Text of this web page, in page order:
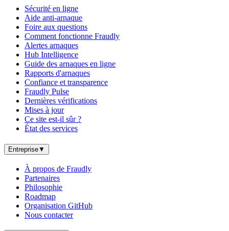
Sécurité en ligne
Aide anti-arnaque
Foire aux questions
Comment fonctionne Fraudly
Alertes arnaques
Hub Intelligence
Guide des arnaques en ligne
Rapports d'arnaques
Confiance et transparence
Fraudly Pulse
Dernières vérifications
Mises à jour
Ce site est-il sûr ?
État des services
Entreprise▼
À propos de Fraudly
Partenaires
Philosophie
Roadmap
Organisation GitHub
Nous contacter